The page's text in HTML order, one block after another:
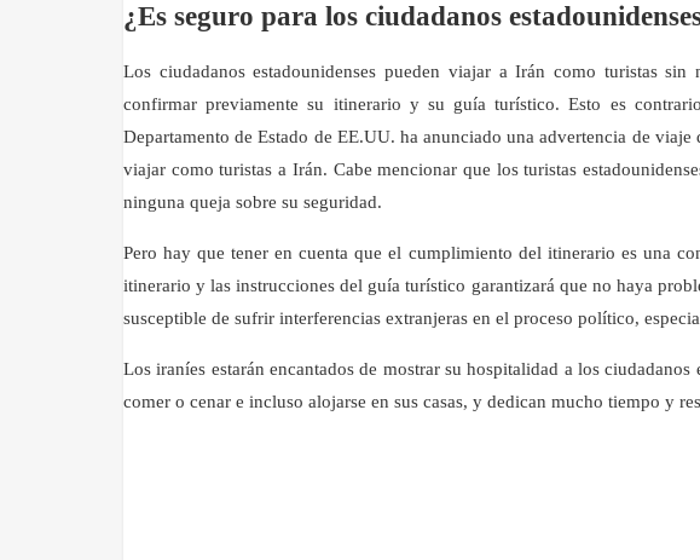
¿Es seguro para los ciudadanos
Los ciudadanos estadounidenses pueden viajar a Irán como turistas sin
confirmar previamente su itinerario y su guía turístico. Esto es
Departamento de Estado de EE.UU. ha anunciado una advertencia de
viajar como turistas a Irán. Cabe mencionar que los turistas
ninguna queja sobre su seguridad.
Pero hay que tener en cuenta que el cumplimiento del itinerario es una
itinerario y las instrucciones del guía turístico garantizará que no haya
susceptible de sufrir interferencias extranjeras en el proceso político,
Los iraníes estarán encantados de mostrar su hospitalidad a los
comer o cenar e incluso alojarse en sus casas, y dedican mucho tiempo y